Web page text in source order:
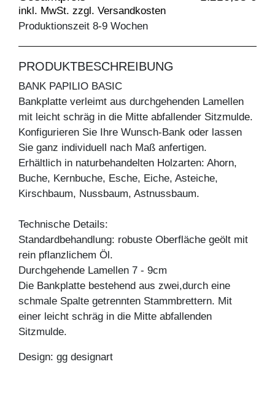
inkl. MwSt. zzgl. Versandkosten
Produktionszeit 8-9 Wochen
PRODUKTBESCHREIBUNG
BANK PAPILIO BASIC
Bankplatte verleimt aus durchgehenden Lamellen
mit leicht schräg in die Mitte abfallender Sitzmulde.
Konfigurieren Sie Ihre Wunsch-Bank oder lassen
Sie ganz individuell nach Maß anfertigen.
Erhältlich in naturbehandelten Holzarten: Ahorn,
Buche, Kernbuche, Esche, Eiche, Asteiche,
Kirschbaum, Nussbaum, Astnussbaum.
Technische Details:
Standardbehandlung: robuste Oberfläche geölt mit
rein pflanzlichem Öl.
Durchgehende Lamellen 7 - 9cm
Die Bankplatte bestehend aus zwei,durch eine
schmale Spalte getrennten Stammbrettern. Mit
einer leicht schräg in die Mitte abfallenden
Sitzmulde.
Design: gg designart